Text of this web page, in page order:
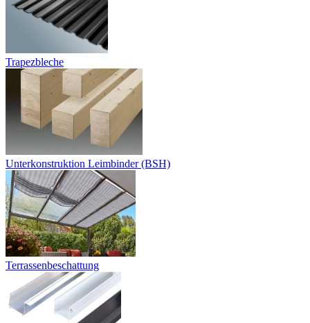
Trapezbleche
Unterkonstruktion Leimbinder (BSH)
Terrassenbeschattung